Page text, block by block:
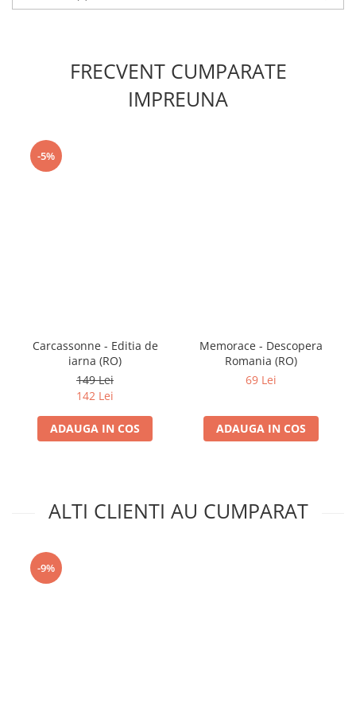
FRECVENT CUMPARATE
IMPREUNA
-5%
Carcassonne - Editia de
iarna (RO)
149 Lei
142 Lei
ADAUGA IN COS
Memorace - Descopera
Romania (RO)
69 Lei
ADAUGA IN COS
ALTI CLIENTI AU CUMPARAT
-9%